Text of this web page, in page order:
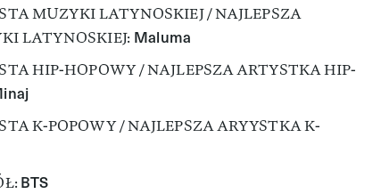
MUZYKI LATYNOSKIEJ / NAJLEPSZA
LATYNOSKIEJ: Maluma
HIP-HOPOWY / NAJLEPSZA ARTYSTKA HIP-
K-POPOWY / NAJLEPSZA ARYYSTKA K-
BTS